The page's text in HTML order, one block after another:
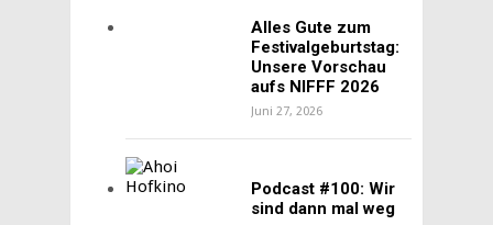
Alles Gute zum
Festivalgeburtstag:
Unsere Vorschau
aufs NIFFF 2026
Juni 27, 2026
Podcast #100: Wir
sind dann mal weg